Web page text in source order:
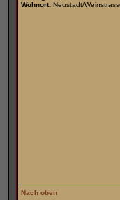
Wohnort: Neustadt/
Nach oben